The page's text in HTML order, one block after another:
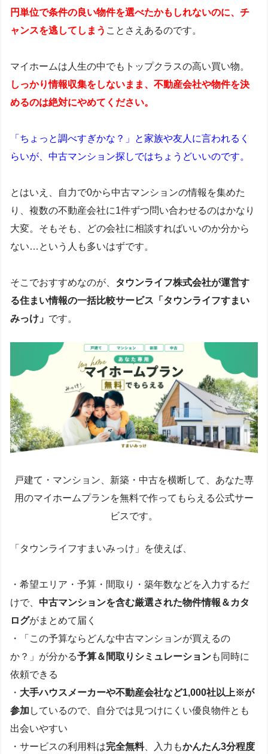
円単位で条件の良い物件を選べたかもしれないのに、チ
ャンスを逃してしまう ことさえあるのです。
マイホームは人生の中でもトップクラスの高い買い物。
しっかり情報収集をしないまま、不動産会社や物件を決
めるのは絶対にやめてください。
「ちょっと調べすぎかな？」と家族や友人に言われるく
らいが、中古マンション探しではちょうどいいのです。
とはいえ、自力で0から中古マンションの情報を集めた
り、複数の不動産会社に1件ずつ問い合わせるのはかなり
大変。そもそも、どの会社に相談すればいいのか分から
ない…という人も多いはずです。
そこでおすすめなのが、 タウンライフ株式会社が運営す
る住まい情報の一括比較サービス「タウンライフすまい
みっけ」 です。
戸建て・マンション、新築・中古を横断して、あなた専
用のマイホームプランを無料で作ってもらえる公式サー
ビスです。
「タウンライフすまいみっけ」を使えば、
・希望エリア・予算・間取り・築年数などを入力するだ
けで、 中古マンションを含む厳選された物件情報＆カタ
ログがまとめて届く
・「この予算ならどんな中古マンションが買えるの
か？」が分かる予算＆間取りシミュレーションも同時に
依頼できる
・ 大手ハウスメーカーや不動産会社など1,000社以上※が
参加 しているので、自分では見つけにくい優良物件とも
出会いやすい
・サービスの利用料は完全無料、入力もかんたん3分程度